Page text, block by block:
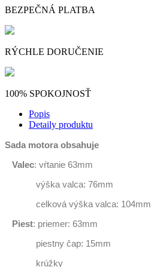
BEZPEČNÁ PLATBA
RÝCHLE DORUČENIE
100% SPOKOJNOSŤ
Popis
Detaily produktu
Sada motora obsahuje
Valec: vŕtanie 63mm
výška valca: 76mm
celková výška valca: 104mm
Piest: priemer: 63mm
piestny čap: 15mm
krúžky